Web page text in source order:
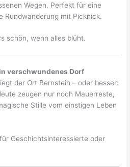
Wegen. Perfekt für eine
mit Picknick.
schön, wenn alles blüht.
verschwundenes Dorf
der Ort Bernstein – oder besser:
zeugen nur noch Mauerreste,
Stille vom einstigen Leben
Geschichtsinteressierte oder